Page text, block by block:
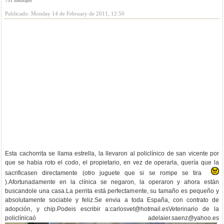
Publicado: Monday 14 de February de 2011, 12:50
Esta cachorrita se llama estrella, la llevaron al policlínico de san vicente por
que se habia roto el codo, el propietario, en vez de operarla, quería que la
sacrificasen directamente (otro juguete que si se rompe se tira
).Afortunadamente en la clínica se negaron, la operaron y ahora están
buscandole una casa.La perrita está perfectamente, su tamaño es pequeño y
absolutamente sociable y feliz.Se envia a toda España, con contrato de
adopción, y chip.Podeis escribir a:carlosvet@hotmail.esVeterinario de la
policlínicaó adelaier.saenz@yahoo.es